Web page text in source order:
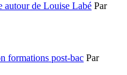
autour de Louise Labé Par
formations post-bac Par